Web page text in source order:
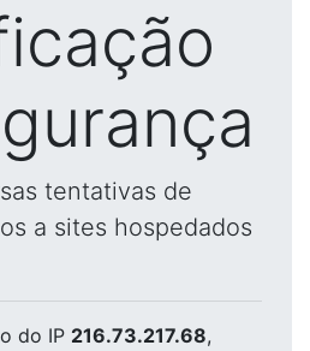
tentativas de
a sites hospedados
do IP 216.73.217.68,